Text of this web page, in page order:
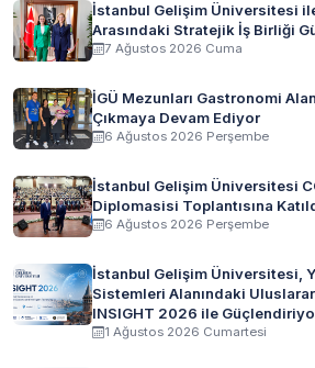
İstanbul Gelişim Üniversitesi
Arasındaki Stratejik İş Birliği
7 Ağustos 2026 Cuma
İGÜ Mezunları Gastronomi
Çıkmaya Devam Ediyor
6 Ağustos 2026 Perşembe
İstanbul Gelişim Üniversitesi
Diplomasisi Toplantısına
6 Ağustos 2026 Perşembe
İstanbul Gelişim Üniversitesi,
Sistemleri Alanındaki
INSIGHT 2026 ile
1 Ağustos 2026 Cumartesi